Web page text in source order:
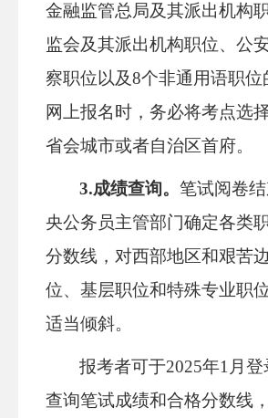
金融监管总局及其派出机构
监会及其派出机构职位、公
察职位以及8个非通用语职位
网上报名时，务必将考点选
省会城市或者自治区首府。
3.成绩查询。笔试阅卷
央公务员主管部门确定各类
分数线，对西部地区和艰苦
位、基层职位和特殊专业职
适当倾斜。
报考者可于2025年1月
查询笔试成绩和合格分数线